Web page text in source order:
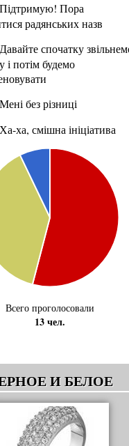
Підтримую! Пора
радянських назв
Давайте спочатку
і потім будемо
Мені без різниці
Ха-ха, смішна ініціатива
Всего проголосовали
13 чел.
И БЕЛОЕ